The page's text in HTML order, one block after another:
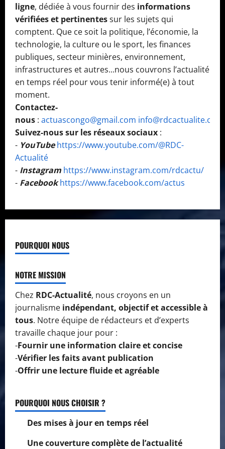
ligne, dédiée à vous fournir des informations
vérifiées et pertinentessur les sujets qui
comptent. Que ce soit la politique, l’économie, la
technologie, la culture ou le sport, les finances
publiques, secteur minières, environnement,
infrastructures et autres...nous couvrons l’actualité
en temps réel pour vous tenir informé(e) à tout
moment.
Contactez-
nous : actuascongo@gmail.com info@rdcactualite.com
Suivez-nous sur les réseaux sociaux :
- YouTube https://www.youtube.com/@RDC-
Actualité
- Instagram https://www.instagram.com/rdcactu/
- Facebook https://www.facebook.com/actus
POURQUOI NOUS
NOTRE MISSION
Chez RDC-Actualité, nous croyons en un
journalisme indépendant, objectif et accessible à
tous. Notre équipe de rédacteurs et d’experts
travaille chaque jour pour :
-Fournir une information claire et concise
-Vérifier les faits avant publication
-Offrir une lecture fluide et agréable
POURQUOI NOUS CHOISIR ?
Des mises à jour en temps réel
Une couverture complète de l’actualité